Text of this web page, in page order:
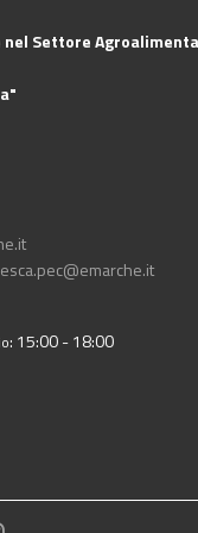
Settore
: 15:00 - 18:00